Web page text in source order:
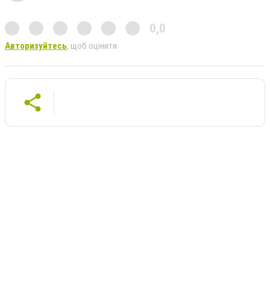
0,0
Авторизуйтесь, щоб оцінити